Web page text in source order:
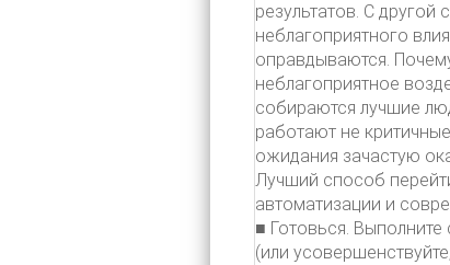
результатов. С другой
неблагоприятного
оправдываются.
неблагоприятное
собираются лучшие
работают не
ожидания зачастую
Лучший способ
автоматизации и
■ Готовься.
(или